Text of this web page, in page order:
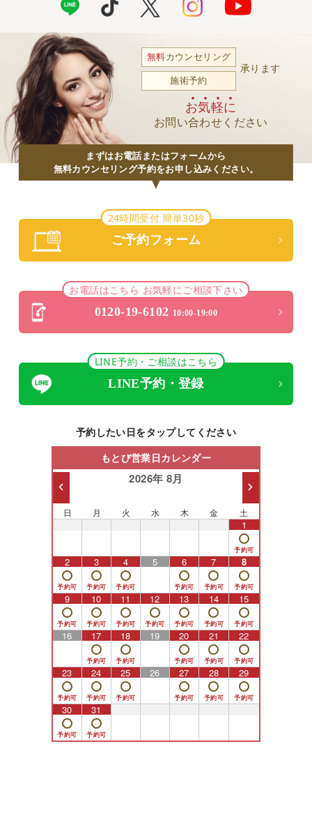
無料カウンセリング
施術予約
承ります
お気軽に
お問い合わせください
まずはお電話またはフォームから
無料カウンセリング予約をお申し込みください。
24時間受付 簡単30秒
ご予約フォーム
お電話はこちら お気軽にご相談下さい
0120-19-6102 10:00-19:00
LINE予約・ご相談はこちら
LINE予約・登録
予約したい日をタップしてください
もとび営業日カレンダー
2026年 8月
日 月 火 水 木 金 土
1
2 3 4 5 6 7 8
9 10 11 12 13 14 15
16 17 18 19 20 21 22
23 24 25 26 27 28 29
30 31